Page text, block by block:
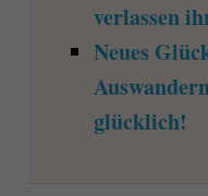
verlassen
Neues
glücklich!